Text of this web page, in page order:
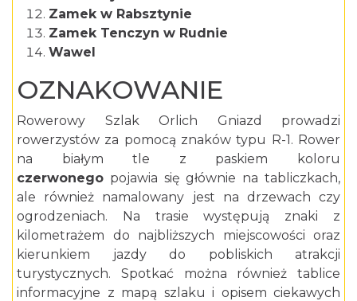
Zamek w Rabsztynie
Zamek Tenczyn w Rudnie
Wawel
OZNAKOWANIE
Rowerowy Szlak Orlich Gniazd prowadzi
rowerzystów za pomocą znaków typu R-1. Rower
na białym tle z paskiem koloru
czerwonego pojawia się głównie na tabliczkach,
ale również namalowany jest na drzewach czy
ogrodzeniach. Na trasie występują znaki z
kilometrażem do najbliższych miejscowości oraz
kierunkiem jazdy do pobliskich atrakcji
turystycznych. Spotkać można również tablice
informacyjne z mapą szlaku i opisem ciekawych